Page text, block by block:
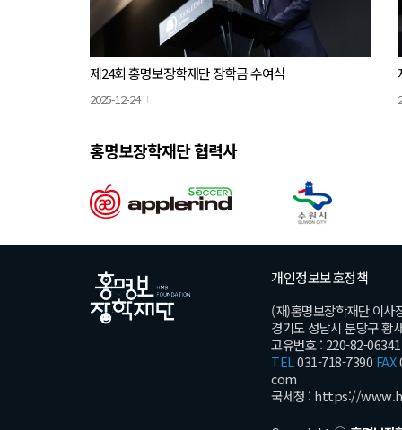
제24회 홍명보장학재단 장학금 수여식
2025-12-24
홍명보장학재단 협력사
개인정보보호정책
(재)홍명보장학재단 이사
경기도 성남시 분당구 황
고유번호 : 220-82-06341
TEL031-718-7390 FAX
com
국세청 : https://